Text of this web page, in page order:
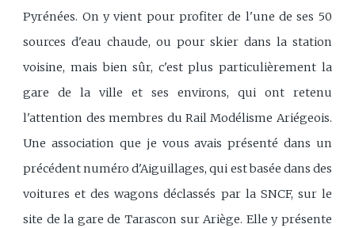
Pyrénées. On y vient pour profiter de l'une de ses 50
sources d'eau chaude, ou pour skier dans la station
voisine, mais bien sûr, c'est plus particulièrement la
gare de la ville et ses environs, qui ont retenu
l'attention des membres du Rail Modélisme Ariégeois.
Une association que je vous avais présenté dans un
précédent numéro d'Aiguillages, qui est basée dans des
voitures et des wagons déclassés par la SNCF, sur le
site de la gare de Tarascon sur Ariège. Elle y présente